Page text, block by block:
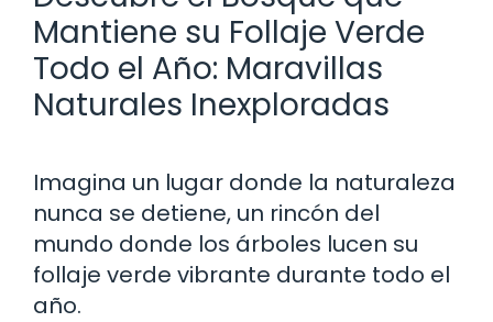
Mantiene su Follaje Verde
Todo el Año: Maravillas
Naturales Inexploradas
Imagina un lugar donde la naturaleza
nunca se detiene, un rincón del
mundo donde los árboles lucen su
follaje verde vibrante durante todo el
año.